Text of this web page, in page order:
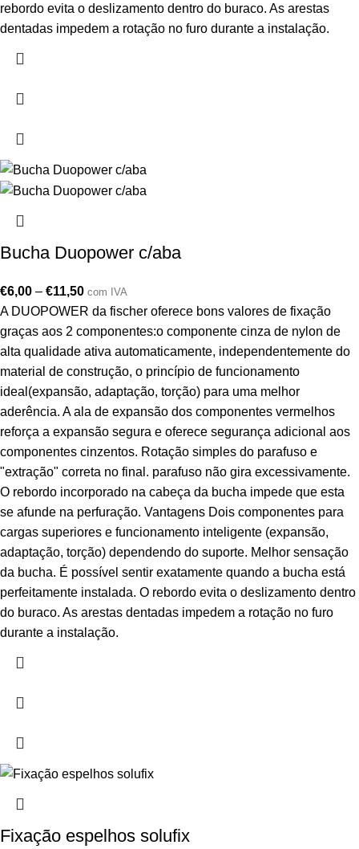
rebordo evita o deslizamento dentro do buraco. As arestas
dentadas impedem a rotação no furo durante a instalação.
Bucha Duopower c/aba
€6,00 – €11,50 com IVA
A DUOPOWER da fischer oferece bons valores de fixação
graças aos 2 componentes:o componente cinza de nylon de
alta qualidade ativa automaticamente, independentemente do
material de construção, o princípio de funcionamento
ideal(expansão, adaptação, torção) para uma melhor
aderência. A ala de expansão dos componentes vermelhos
reforça a expansão segura e oferece segurança adicional aos
componentes cinzentos. Rotação simples do parafuso e
"extração" correta no final. parafuso não gira excessivamente.
O rebordo incorporado na cabeça da bucha impede que esta
se afunde na perfuração. Vantagens Dois componentes para
cargas superiores e funcionamento inteligente (expansão,
adaptação, torção) dependendo do suporte. Melhor sensação
da bucha. É possível sentir exatamente quando a bucha está
perfeitamente instalada. O rebordo evita o deslizamento dentro
do buraco. As arestas dentadas impedem a rotação no furo
durante a instalação.
Fixação espelhos solufix